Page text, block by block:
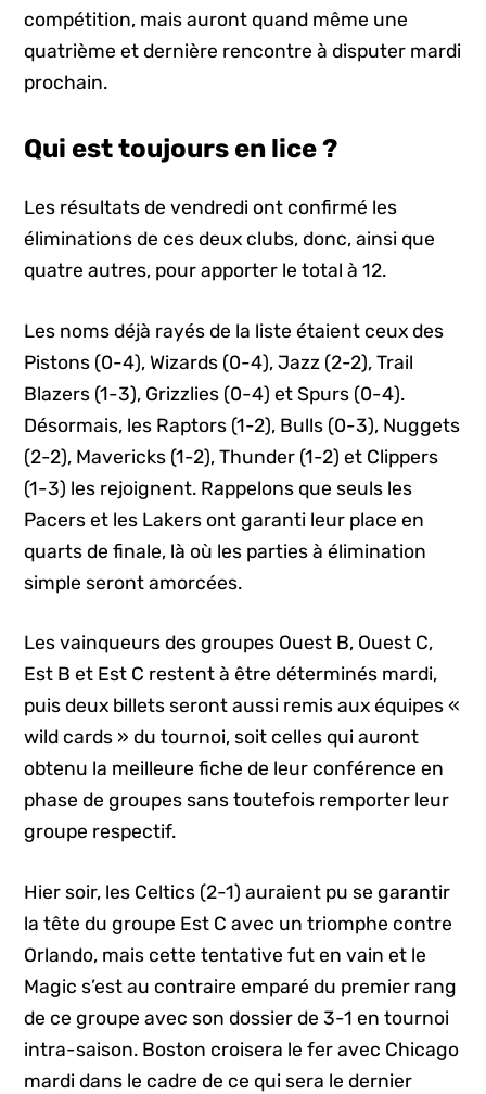
compétition, mais auront quand même une
quatrième et dernière rencontre à disputer mardi
prochain.
Qui est toujours en lice ?
Les résultats de vendredi ont confirmé les
éliminations de ces deux clubs, donc, ainsi que
quatre autres, pour apporter le total à 12.
Les noms déjà rayés de la liste étaient ceux des
Pistons (0-4), Wizards (0-4), Jazz (2-2), Trail
Blazers (1-3), Grizzlies (0-4) et Spurs (0-4).
Désormais, les Raptors (1-2), Bulls (0-3), Nuggets
(2-2), Mavericks (1-2), Thunder (1-2) et Clippers
(1-3) les rejoignent. Rappelons que seuls les
Pacers et les Lakers ont garanti leur place en
quarts de finale, là où les parties à élimination
simple seront amorcées.
Les vainqueurs des groupes Ouest B, Ouest C,
Est B et Est C restent à être déterminés mardi,
puis deux billets seront aussi remis aux équipes «
wild cards » du tournoi, soit celles qui auront
obtenu la meilleure fiche de leur conférence en
phase de groupes sans toutefois remporter leur
groupe respectif.
Hier soir, les Celtics (2-1) auraient pu se garantir
la tête du groupe Est C avec un triomphe contre
Orlando, mais cette tentative fut en vain et le
Magic s’est au contraire emparé du premier rang
de ce groupe avec son dossier de 3-1 en tournoi
intra-saison. Boston croisera le fer avec Chicago
mardi dans le cadre de ce qui sera le dernier